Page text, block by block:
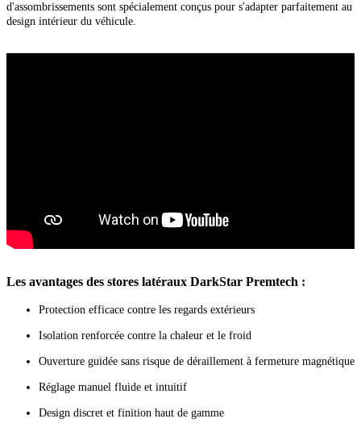
d'assombrissements sont spécialement conçus pour s'adapter parfaitement au
design intérieur du véhicule.
Les avantages des stores latéraux DarkStar Premtech :
Protection efficace contre les regards extérieurs
Isolation renforcée contre la chaleur et le froid
Ouverture guidée sans risque de déraillement à fermeture magnétique
Réglage manuel fluide et intuitif
Design discret et finition haut de gamme